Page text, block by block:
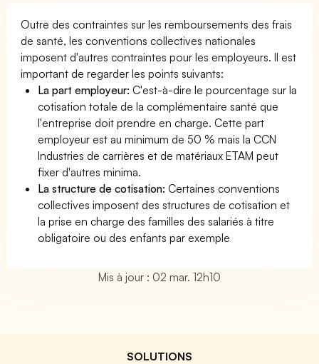
Outre des contraintes sur les remboursements des frais
de santé, les conventions collectives nationales
imposent d'autres contraintes pour les employeurs. Il est
important de regarder les points suivants:
La part employeur: C'est-à-dire le pourcentage sur la
cotisation totale de la complémentaire santé que
l'entreprise doit prendre en charge. Cette part
employeur est au minimum de 50 % mais la CCN
Industries de carrières et de matériaux ETAM peut
fixer d'autres minima.
La structure de cotisation: Certaines conventions
collectives imposent des structures de cotisation et
la prise en charge des familles des salariés à titre
obligatoire ou des enfants par exemple
Mis à jour : 02 mar. 12h10
SOLUTIONS